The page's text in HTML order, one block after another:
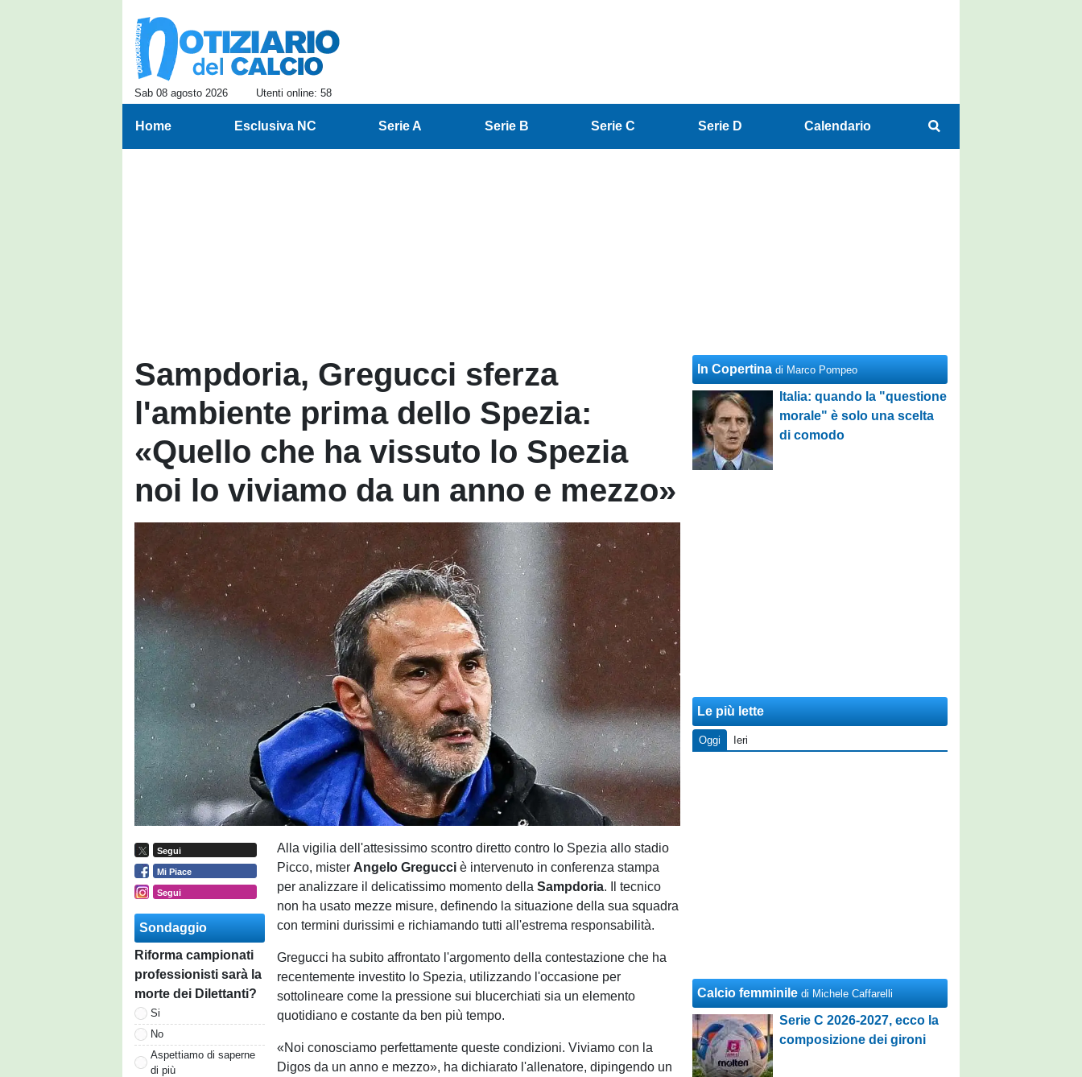
Sab 08 agosto 2026 Utenti online: 58
Home Esclusiva NC Serie A Serie B Serie C Serie D Calendario
Sampdoria, Gregucci sferza
l'ambiente prima dello Spezia:
«Quello che ha vissuto lo Spezia
noi lo viviamo da un anno e mezzo»
Segui
Mi Piace
Segui
Sondaggio
Riforma campionati
professionisti sarà la
morte dei Dilettanti?
Si
No
Aspettiamo di saperne
di più
Alla vigilia dell'attesissimo scontro diretto contro lo Spezia allo stadio
Picco, mister Angelo Gregucci è intervenuto in conferenza stampa
per analizzare il delicatissimo momento dellaSampdoria. Il tecnico
non ha usato mezze misure, definendo la situazione della sua squadra
con termini durissimi e richiamando tutti all'estrema responsabilità.
Gregucci ha subito affrontato l'argomento della contestazione che ha
recentemente investito lo Spezia, utilizzando l'occasione per
sottolineare come la pressione sui blucerchiati sia un elemento
quotidiano e costante da ben più tempo.
«Noi conosciamo perfettamente queste condizioni. Viviamo con la
Digos da un anno e mezzo», ha dichiarato l'allenatore, dipingendo un
In Copertina di Marco Pompeo
Italia: quando la "questione
morale" è solo una scelta
di comodo
Le più lette
Oggi Ieri
Calcio femminile di Michele Caffarelli
Serie C 2026-2027, ecco la
composizione dei gironi